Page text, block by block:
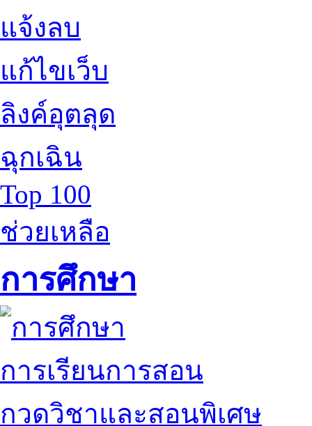
แจ้งลบ
แก้ไขเว็บ
ลิงค์อุตลุด
ฉุกเฉิน
Top 100
ช่วยเหลือ
การศึกษา
การเรียนการสอน
กวดวิชาและสอนพิเศษ